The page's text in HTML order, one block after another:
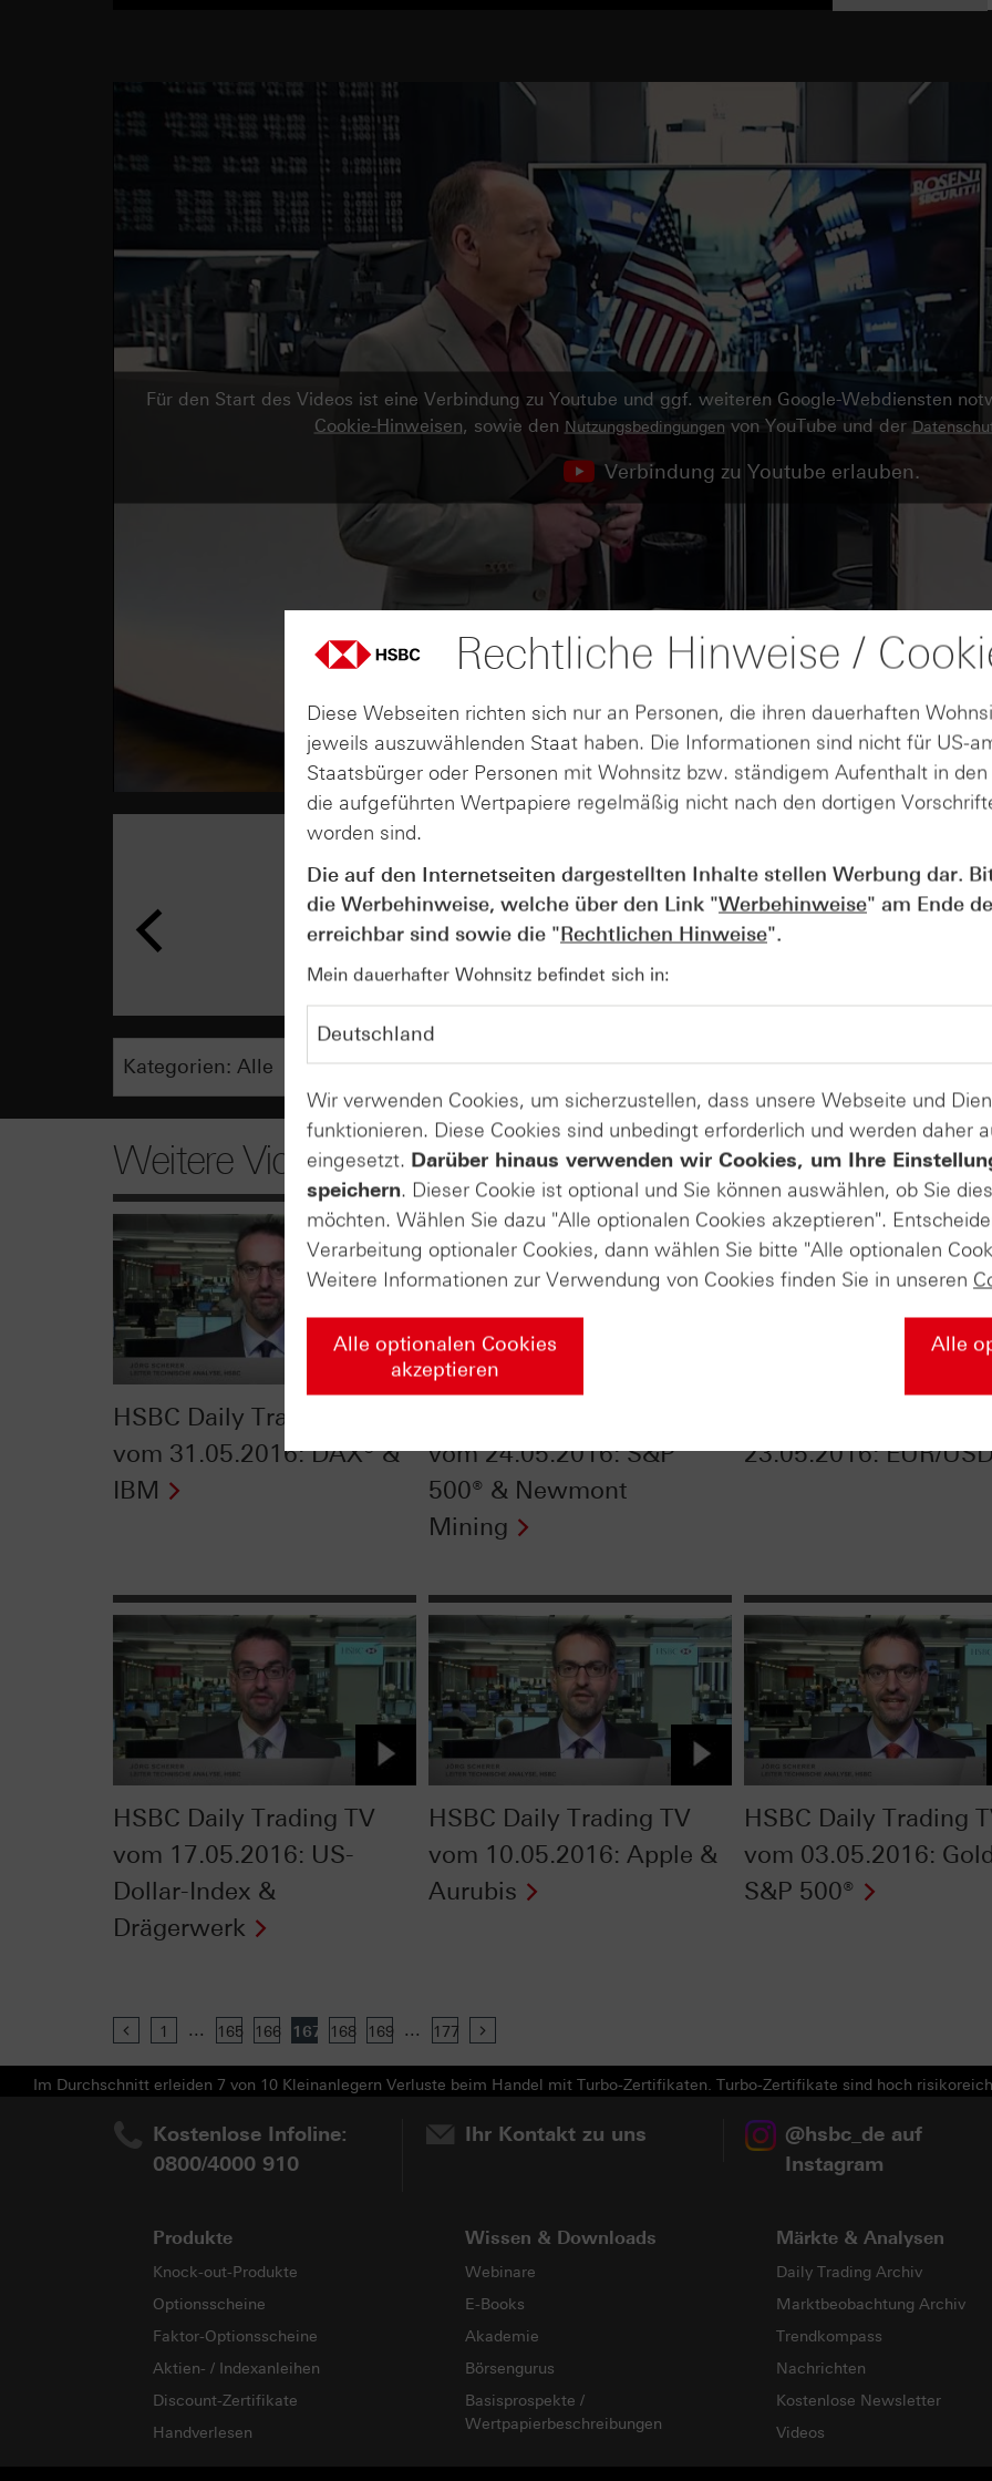
Für den Start des Videos ist eine Verbindung zu Youtube und ggf. weiteren Google-Webdiensten
Cookie-Hinweisen, sowie den Nutzungsbedingungen von YouTube und der
Verbindung zu Youtube erlauben.
AUGUST
04
Der Blick ins Kleingedruckte:
Kündigungen bei Derivaten -
vom 04.08.2026
Weitere Videos
HSBC Daily Trading TV
vom 31.05.2016: DAX® &
IBM
vom 24.05.2016: S&P
500® & Newmont
Mining
23.05.2016: EUR/
HSBC Daily Trading TV
vom 17.05.2016: US-
Dollar-Index &
Drägerwerk
HSBC Daily Trading TV
vom 10.05.2016: Apple &
Aurubis
HSBC Daily Trading
vom 03.05.2016:
S&P 500®
Previous
1 ... 165 166 167 168 169 ... 177
Im Durchschnitt erleiden 7 von 10 Kleinanlegern Verluste beim Handel mit Turbo-Zertifikaten. Turbo-Zertifikate sind hoch
Kostenlose Infoline:
0800/4000 910
Ihr Kontakt zu uns
@hsbc_de auf
Instagram
Produkte
Knock-out-Produkte
Optionsscheine
Faktor-Optionsscheine
Aktien- / Indexanleihen
Discount-Zertifikate
Handverlesen
Wissen & Downloads
Webinare
E-Books
Akademie
Börsengurus
Basisprospekte /
Wertpapierbeschreibungen
Märkte & Analysen
Daily Trading Archiv
Marktbeobachtung Archiv
Trendkompass
Nachrichten
Kostenlose Newsletter
Videos
Rechtliche Hinweise /
Diese Webseiten richten sich nur an Personen, die ihren dauerhaften
jeweils auszuwählenden Staat haben. Die Informationen sind nicht für US-
Staatsbürger oder Personen mit Wohnsitz bzw. ständigem Aufenthalt in
die aufgeführten Wertpapiere regelmäßig nicht nach den dortigen
worden sind.
Die auf den Internetseiten dargestellten Inhalte stellen Werbung dar.
die Werbehinweise, welche über den Link "Werbehinweise" am Ende
erreichbar sind sowie die "Rechtlichen Hinweise".
Mein dauerhafter Wohnsitz befindet sich in:
Wir verwenden Cookies, um sicherzustellen, dass unsere Webseite und
funktionieren. Diese Cookies sind unbedingt erforderlich und werden daher
eingesetzt. Darüber hinaus verwenden wir Cookies, um Ihre
speichern. Dieser Cookie ist optional und Sie können auswählen, ob Sie
möchten. Wählen Sie dazu "Alle optionalen Cookies akzeptieren".
Verarbeitung optionaler Cookies, dann wählen Sie bitte "Alle optionalen
Weitere Informationen zur Verwendung von Cookies finden Sie in unseren
Alle optionalen Cookies
akzeptieren
Alle